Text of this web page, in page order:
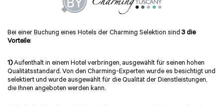
Bei einer Buchung eines Hotels der Charming Selektion sind 3 die
Vorteile:
1)Aufenthalt in einem Hotel verbringen, ausgewählt für seinen hohen
Qualitätsstandard. Von den Charming-Experten wurde es besichtigt und
selektiert und wurde ausgewählt für die Qualität der Dienstleistungen,
die Ihnen angeboten werden kann.